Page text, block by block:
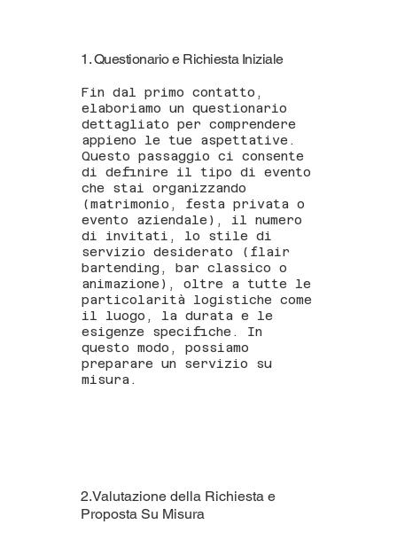
1. Questionario e Richiesta Iniziale
Fin dal primo contatto,
elaboriamo un questionario
dettagliato per comprendere
appieno le tue aspettative.
Questo passaggio ci consente
di definire il tipo di evento
che stai organizzando
(matrimonio, festa privata o
evento aziendale), il numero
di invitati, lo stile di
servizio desiderato (flair
bartending, bar classico o
animazione), oltre a tutte le
particolarità logistiche come
il luogo, la durata e le
esigenze specifiche. In
questo modo, possiamo
preparare un servizio su
misura.
2.Valutazione della Richiesta e
Proposta Su Misura